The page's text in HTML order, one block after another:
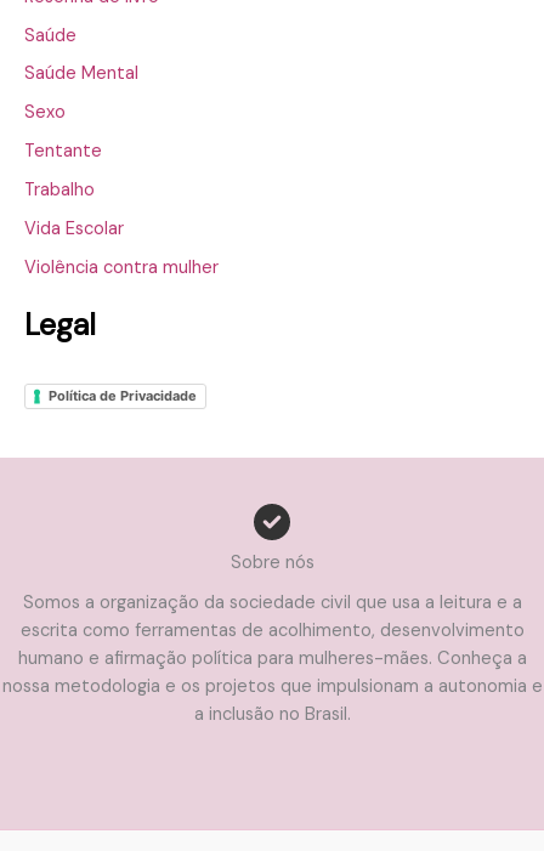
Saúde
Saúde Mental
Sexo
Tentante
Trabalho
Vida Escolar
Violência contra mulher
Legal
Política de Privacidade
Sobre nós
Somos a organização da sociedade civil que usa a leitura e a
escrita como ferramentas de acolhimento, desenvolvimento
humano e afirmação política para mulheres-mães. Conheça a
nossa metodologia e os projetos que impulsionam a autonomia e
a inclusão no Brasil.